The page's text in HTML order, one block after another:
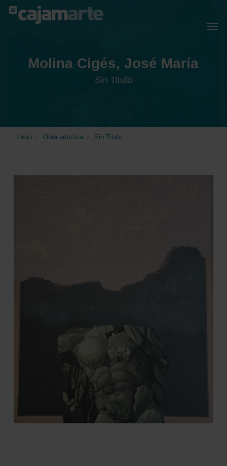
Skip
Molina Cigés, José María
Sin Titulo
Inicio Obra artística Sin Titulo